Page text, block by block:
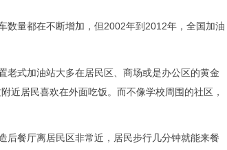
量都在不断增加，但2002年到2012年，全国加油
式加油站大多在居民区、商场或是办公区的黄金
近居民喜欢在外面吃饭。而不像学校周围的社区，
餐厅离居民区非常近，居民步行几分钟就能来餐